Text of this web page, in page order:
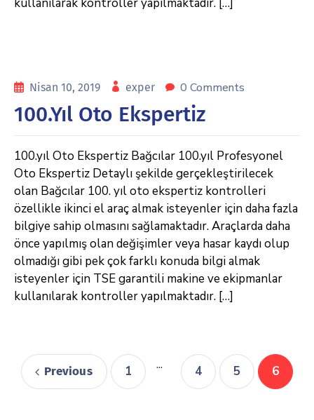
Nisan 10, 2019 exper 0 Comments
100.Yıl Oto Ekspertiz
100.yıl Oto Ekspertiz Bağcılar 100.yıl Profesyonel
Oto Ekspertiz Detaylı şekilde gerçekleştirilecek
olan Bağcılar 100. yıl oto ekspertiz kontrolleri
özellikle ikinci el araç almak isteyenler için daha fazla
bilgiye sahip olmasını sağlamaktadır. Araçlarda daha
önce yapılmış olan değişimler veya hasar kaydı olup
olmadığı gibi pek çok farklı konuda bilgi almak
isteyenler için TSE garantili makine ve ekipmanlar
kullanılarak kontroller yapılmaktadır. […]
Previous 1 ... 4 5 6